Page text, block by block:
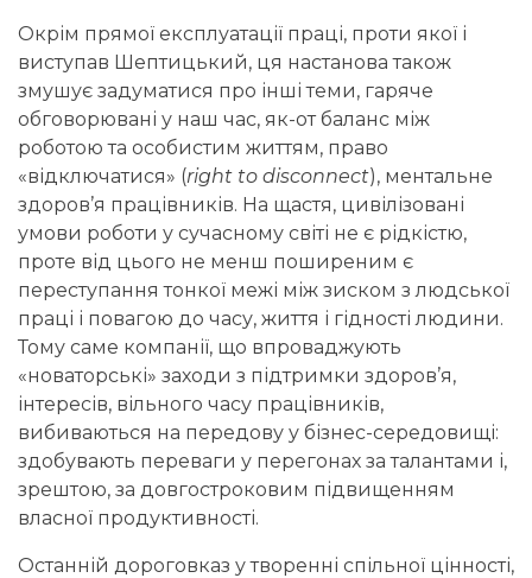
Окрім прямої експлуатації праці, проти якої і
виступав Шептицький, ця настанова також
змушує задуматися про інші теми, гаряче
обговорювані у наш час, як-от баланс між
роботою та особистим життям, право
«відключатися» (right to disconnect), ментальне
здоров’я працівників. На щастя, цивілізовані
умови роботи у сучасному світі не є рідкістю,
проте від цього не менш поширеним є
переступання тонкої межі між зиском з людської
праці і повагою до часу, життя і гідності людини.
Тому саме компанії, що впроваджують
«новаторські» заходи з підтримки здоров’я,
інтересів, вільного часу працівників,
вибиваються на передову у бізнес-середовищі:
здобувають переваги у перегонах за талантами і,
зрештою, за довгостроковим підвищенням
власної продуктивності.
Останній дороговказ у творенні спільної цінності,